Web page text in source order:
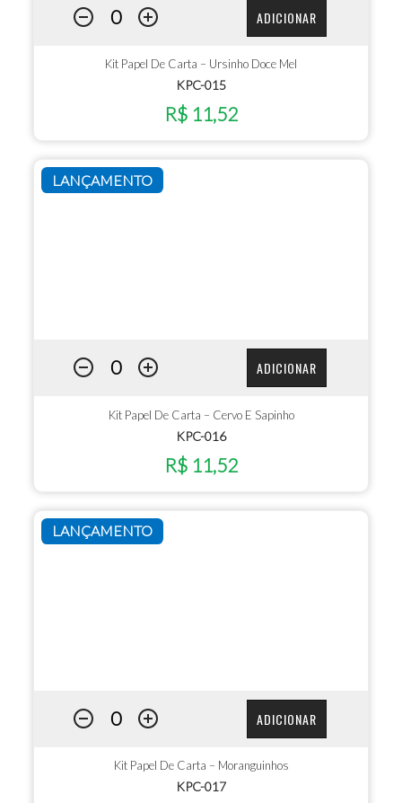
ADICIONAR
Kit Papel De Carta – Ursinho Doce Mel
KPC-015
R$ 11,52
LANÇAMENTO
ADICIONAR
Kit Papel De Carta – Cervo E Sapinho
KPC-016
R$ 11,52
LANÇAMENTO
ADICIONAR
Kit Papel De Carta – Moranguinhos
KPC-017